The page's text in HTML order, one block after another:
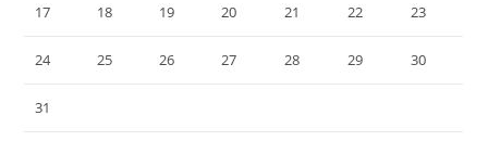
17 18 19 20 21 22 23
24 25 26 27 28 29 30
31